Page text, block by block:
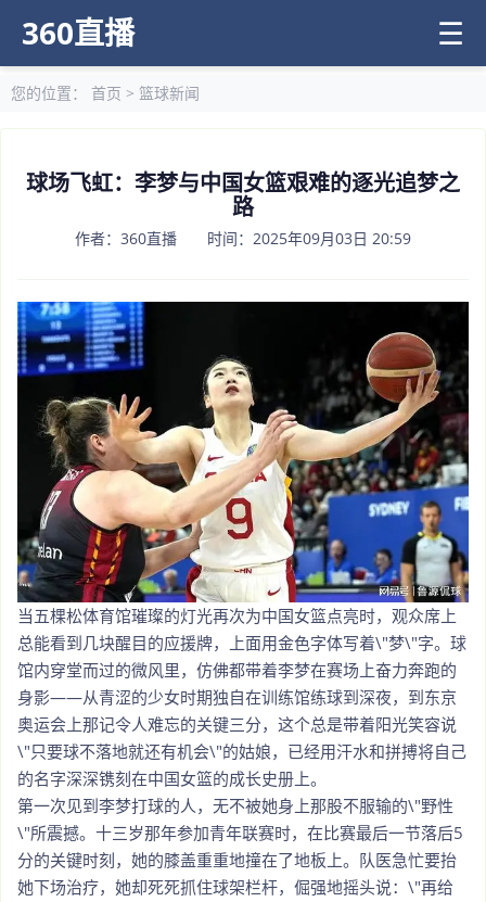
360直播 ☰
您的位置： 首页 > 篮球新闻
球场飞虹：李梦与中国女篮艰难的逐光追梦之
路
作者：360直播 时间：2025年09月03日 20:59
当五棵松体育馆璀璨的灯光再次为中国女篮点亮时，观众席上
总能看到几块醒目的应援牌，上面用金色字体写着\"梦\"字。球
馆内穿堂而过的微风里，仿佛都带着李梦在赛场上奋力奔跑的
身影——从青涩的少女时期独自在训练馆练球到深夜，到东京
奥运会上那记令人难忘的关键三分，这个总是带着阳光笑容说
\"只要球不落地就还有机会\"的姑娘，已经用汗水和拼搏将自己
的名字深深镌刻在中国女篮的成长史册上。
第一次见到李梦打球的人，无不被她身上那股不服输的\"野性
\"所震撼。十三岁那年参加青年联赛时，在比赛最后一节落后5
分的关键时刻，她的膝盖重重地撞在了地板上。队医急忙要抬
她下场治疗，她却死死抓住球架栏杆，倔强地摇头说：\"再给